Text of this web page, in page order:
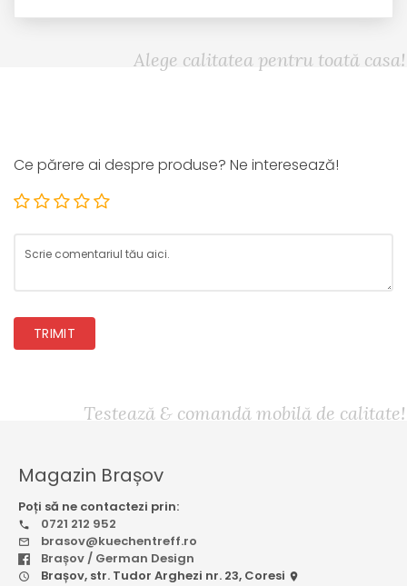
Alege calitatea pentru toată casa!
Ce părere ai despre produse? Ne interesează!
TRIMIT
Testează & comandă mobilă de calitate!
Magazin Brașov
Poți să ne contactezi prin:
0721 212 952
brasov@kuechentreff.ro
Brașov / German Design
Brașov, str. Tudor Arghezi nr. 23, Coresi